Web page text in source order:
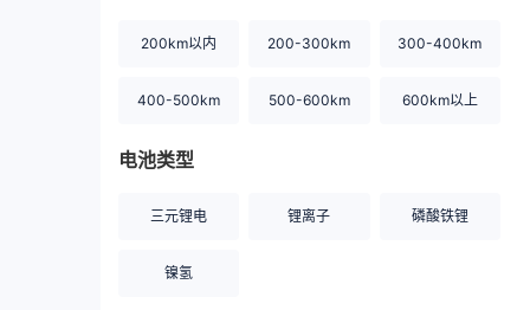
200km以内 200-300km 300-400km
400-500km 500-600km 600km以上
电池类型
三元锂电 锂离子 磷酸铁锂
镍氢